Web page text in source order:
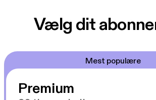
Vælg dit
Mest populære
Premium